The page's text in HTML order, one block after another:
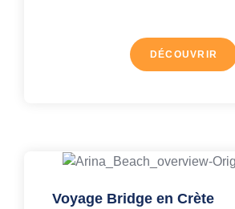
DÉCOUVRIR
Voyage Bridge en Crète